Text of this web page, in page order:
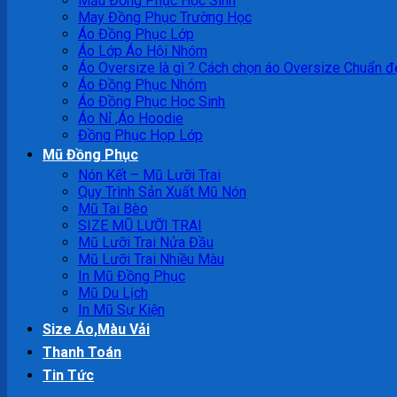
May Đồng Phục Trường Học
Áo Đồng Phục Lớp
Áo Lớp Áo Hội Nhóm
Áo Oversize là gì ? Cách chọn áo Oversize Chuẩn
Áo Đồng Phục Nhóm
Áo Đồng Phục Học Sinh
Áo Nỉ ,Áo Hoodie
Đồng Phục Họp Lớp
Mũ Đồng Phục
Nón Kết – Mũ Lưỡi Trai
Quy Trình Sản Xuất Mũ Nón
Mũ Tai Bèo
SIZE MŨ LƯỠI TRAI
Mũ Lưỡi Trai Nửa Đầu
Mũ Lưỡi Trai Nhiều Màu
In Mũ Đồng Phục
Mũ Du Lịch
In Mũ Sự Kiện
Size Áo,Màu Vải
Thanh Toán
Tin Tức